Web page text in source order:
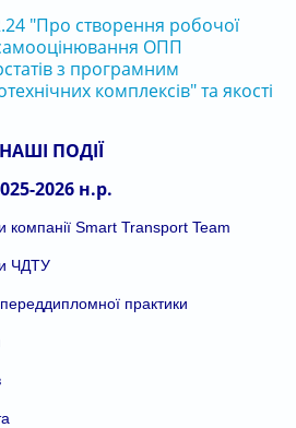
"Про створення робочої
ОПП
з програмним
комплексів" та якості
НАШІ ПОДІЇ
2026 н.р.
компанії Smart Transport Team
ЧДТУ
переддипломної практики